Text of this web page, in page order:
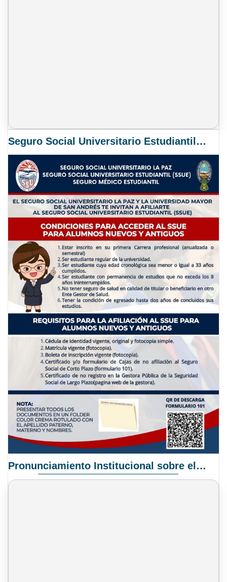
Seguro Social Universitario Estudiantil SSUE
Pronunciamiento Institucional sobre el Proyecto de Ley N° 068/2025-2026 C.S.